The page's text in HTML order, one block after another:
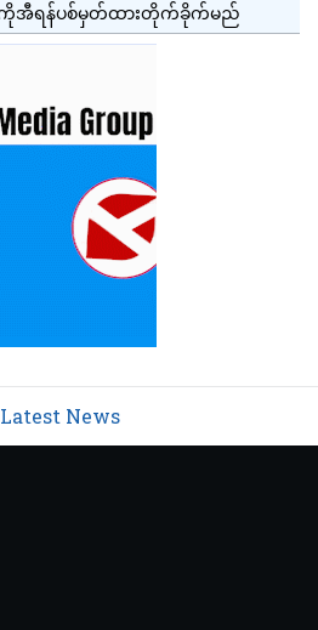
အီရန်ပစ်မှတ်ထားတိုက်ခိုက်မည်
Latest News